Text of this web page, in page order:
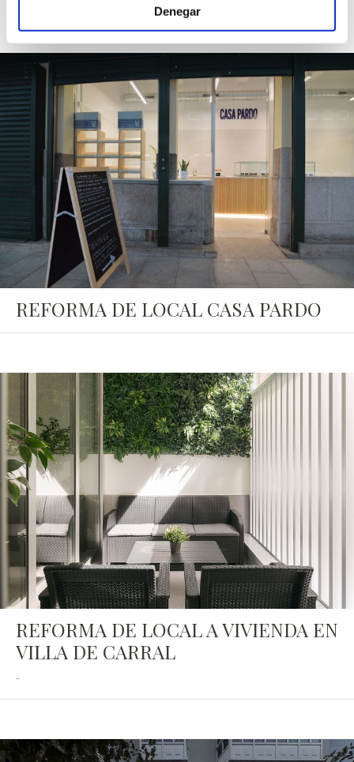
Denegar
Más proyectos relacionados
REFORMA DE LOCAL CASA PARDO
REFORMA DE LOCAL A VIVIENDA EN
VILLA DE CARRAL
-